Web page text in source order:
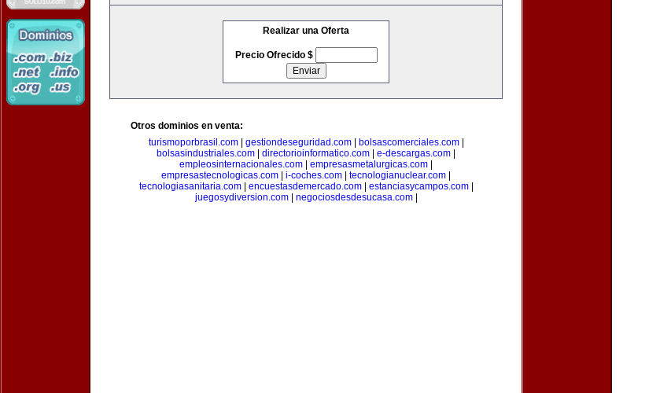
Realizar una Oferta
Precio Ofrecido $
Otros dominios en venta:
turismoporbrasil.com| gestiondeseguridad.com| bolsascomerciales.com|
bolsasindustriales.com
directorioinformatico.com e-descargas.com
empleosinternacionales.com
empresasmetalurgicas.com
empresastecnologicas.com
i-coches.com tecnologianuclear.com
tecnologiasanitaria.com| encuestasdemercado.com| estanciasycampos.com|
juegosydiversion.com| negociosdesdesucasa.com|